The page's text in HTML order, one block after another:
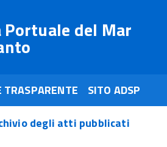
del Mar
SITO ADSP
degli atti pubblicati